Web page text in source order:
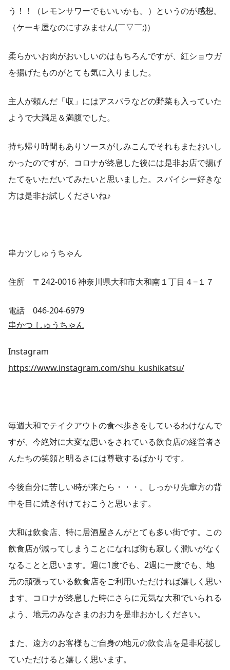
う！！（レモンサワーでもいいかも。）というのが感想。
（ケーキ屋なのにすみません(￣▽￣;)）
柔らかいお肉がおいしいのはもちろんですが、紅ショウガ
を揚げたものがとても気に入りました。
主人が頼んだ「収」にはアスパラなどの野菜も入っていた
ようで大満足＆満腹でした。
持ち帰り時間もありソースがしみこんでそれもまたおいし
かったのですが、コロナが終息した後には是非お店で揚げ
たてをいただいてみたいと思いました。スパイシー好きな
方は是非お試しくださいね♪
串カツしゅうちゃん
住所 〒242-0016 神奈川県大和市大和南１丁目４−１７
電話 046-204-6979
串かつ しゅうちゃん
Instagram
https://www.instagram.com/shu_kushikatsu/
毎週大和でテイクアウトの食べ歩きをしているわけなんで
すが、今絶対に大変な思いをされている飲食店の経営者さ
んたちの笑顔と明るさには尊敬するばかりです。
今後自分に苦しい時が来たら・・・。しっかり先輩方の背
中を目に焼き付けておこうと思います。
大和は飲食店、特に居酒屋さんがとても多い街です。この
飲食店が減ってしまうことになれば街も寂しく潤いがなく
なることと思います。週に1度でも、2週に一度でも、地
元の頑張っている飲食店をご利用いただければ嬉しく思い
ます。コロナが終息した時にさらに元気な大和でいられる
よう、地元のみなさまのお力を是非おかしください。
また、遠方のお客様もご自身の地元の飲食店を是非応援し
ていただけると嬉しく思います。